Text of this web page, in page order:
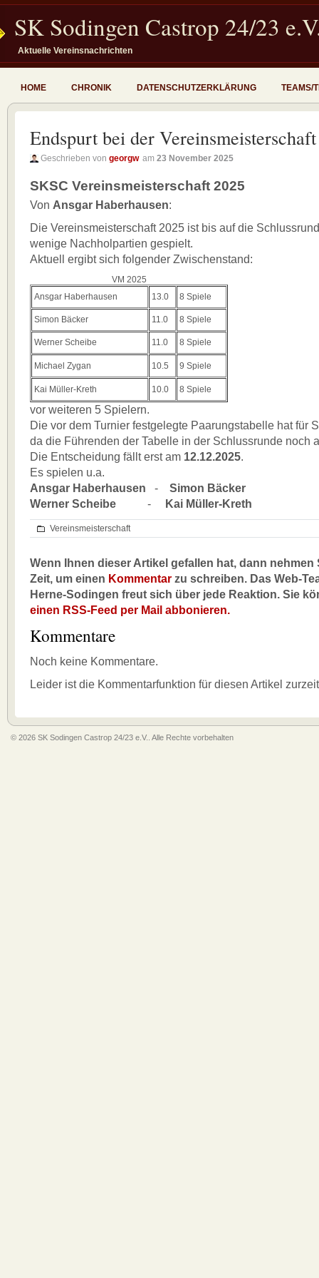
SK Sodingen Castrop 24/23
Aktuelle Vereinsnachrichten
HOME CHRONIK DATENSCHUTZERKLÄRUNG TEAMS/
Endspurt bei der
Geschrieben von georgw am 23 November 2025
SKSC Vereinsmeisterschaft 2025
Von Ansgar Haberhausen:
Die Vereinsmeisterschaft 2025 ist bis auf die
wenige Nachholpartien gespielt.
Aktuell ergibt sich folgender Zwischenstand:
VM 2025
Ansgar Haberhausen
13.0 8 Spiele
Simon Bäcker 11.0 8 Spiele
Werner Scheibe 11.0 8 Spiele
Michael Zygan 10.5 9 Spiele
Kai Müller-Kreth 10.0 8 Spiele
vor weiteren 5 Spielern.
Die vor dem Turnier festgelegte Paarungstabelle hat für
da die Führenden der Tabelle in der Schlussrunde noch
Die Entscheidung fällt erst am 12.12.2025.
Es spielen u.a.
Ansgar Haberhausen - Simon Bäcker
Werner Scheibe - Kai Müller-Kreth
Vereinsmeisterschaft
Wenn Ihnen dieser Artikel gefallen hat, dann nehmen
Zeit, um einen Kommentar zu schreiben. Das Web-
Herne-Sodingen freut sich über jede Reaktion. Sie
einen RSS-Feed per Mail abbonieren.
Kommentare
Noch keine Kommentare.
Leider ist die Kommentarfunktion für diesen Artikel
© 2026 SK Sodingen Castrop 24/23 e.V.. Alle Rechte vorbehalten